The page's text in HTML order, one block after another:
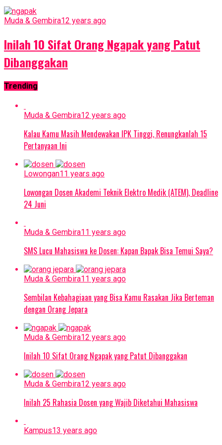
Muda & Gembira12 years ago
Inilah 10 Sifat Orang Ngapak yang Patut
Dibanggakan
Trending
Muda & Gembira12 years ago
Kalau Kamu Masih Mendewakan IPK Tinggi, Renungkanlah 15
Pertanyaan Ini
Lowongan11 years ago
Lowongan Dosen Akademi Teknik Elektro Medik (ATEM), Deadline
24 Juni
Muda & Gembira11 years ago
SMS Lucu Mahasiswa ke Dosen: Kapan Bapak Bisa Temui Saya?
Muda & Gembira11 years ago
Sembilan Kebahagiaan yang Bisa Kamu Rasakan Jika Berteman
dengan Orang Jepara
Muda & Gembira12 years ago
Inilah 10 Sifat Orang Ngapak yang Patut Dibanggakan
Muda & Gembira12 years ago
Inilah 25 Rahasia Dosen yang Wajib Diketahui Mahasiswa
Kampus13 years ago